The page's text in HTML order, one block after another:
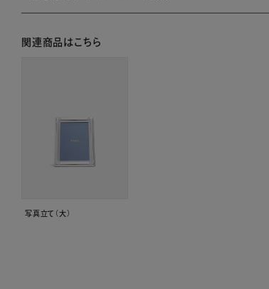
関連商品はこちら
写真立て（大）